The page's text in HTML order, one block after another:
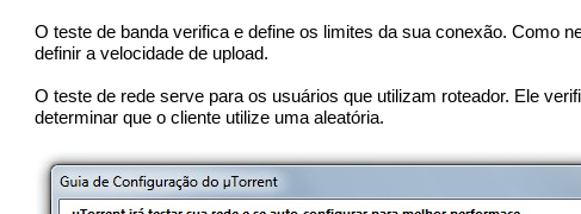
O teste de banda verifica e define os limites da sua conexão. Como
definir a velocidade de upload.
O teste de rede serve para os usuários que utilizam roteador. Ele
determinar que o cliente utilize uma aleatória.